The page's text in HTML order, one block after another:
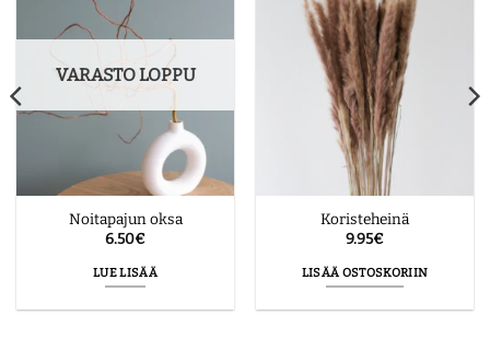
VARASTO LOPPU
Noitapajun oksa
6.50€
LUE LISÄÄ
Koristeheinä
9.95€
LISÄÄ OSTOSKORIIN